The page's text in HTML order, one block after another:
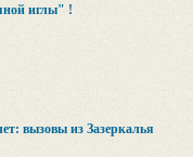
иглы" !
вызовы из Зазеркалья